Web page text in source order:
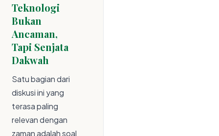
Teknologi
Bukan
Ancaman,
Tapi Senjata
Dakwah
Satu bagian dari
diskusi ini yang
terasa paling
relevan dengan
zaman adalah soal